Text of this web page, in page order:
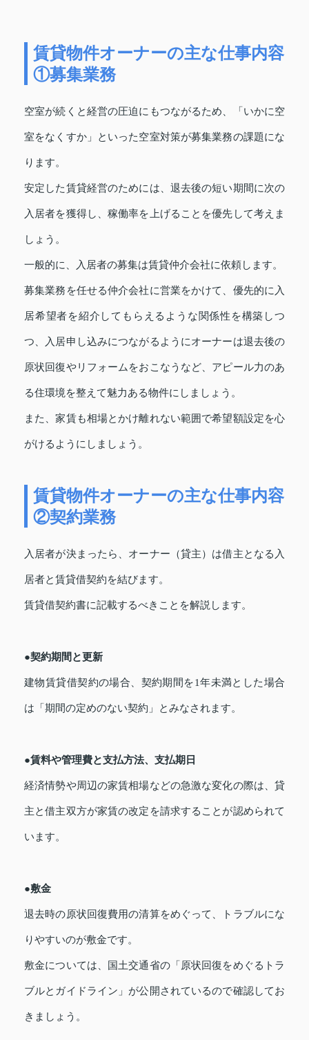
賃貸物件オーナーの主な仕事内容
①募集業務
空室が続くと経営の圧迫にもつながるため、「いかに空
室をなくすか」といった空室対策が募集業務の課題にな
ります。
安定した賃貸経営のためには、退去後の短い期間に次の
入居者を獲得し、稼働率を上げることを優先して考えま
しょう。
一般的に、入居者の募集は賃貸仲介会社に依頼します。
募集業務を任せる仲介会社に営業をかけて、優先的に入
居希望者を紹介してもらえるような関係性を構築しつ
つ、入居申し込みにつながるようにオーナーは退去後の
原状回復やリフォームをおこなうなど、アピール力のあ
る住環境を整えて魅力ある物件にしましょう。
また、家賃も相場とかけ離れない範囲で希望額設定を心
がけるようにしましょう。
賃貸物件オーナーの主な仕事内容
②契約業務
入居者が決まったら、オーナー（貸主）は借主となる入
居者と賃貸借契約を結びます。
賃貸借契約書に記載するべきことを解説します。
●契約期間と更新
建物賃貸借契約の場合、契約期間を1年未満とした場合
は「期間の定めのない契約」とみなされます。
●賃料や管理費と支払方法、支払期日
経済情勢や周辺の家賃相場などの急激な変化の際は、貸
主と借主双方が家賃の改定を請求することが認められて
います。
●敷金
退去時の原状回復費用の清算をめぐって、トラブルにな
りやすいのが敷金です。
敷金については、国土交通省の「原状回復をめぐるトラ
ブルとガイドライン」が公開されているので確認してお
きましょう。